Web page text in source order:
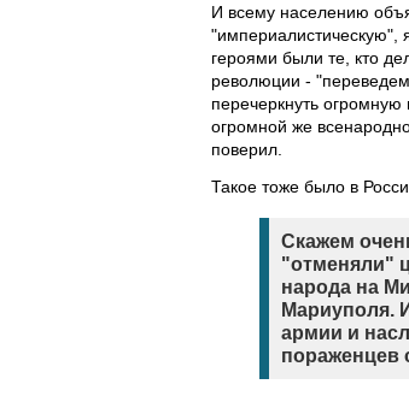
И всему населению
"империалистическую",
героями были те, кто
революции -
перечеркнуть
огромной же
поверил.
Такое тоже было в
Скажем
"отменяли"
народа на
Мариуполя.
армии и
пораженцев